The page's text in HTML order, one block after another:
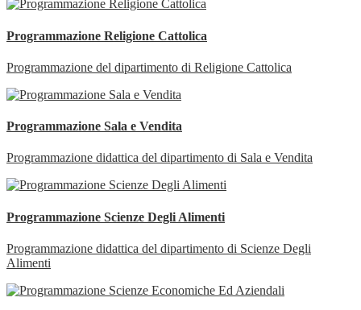
Programmazione Religione Cattolica
Programmazione del dipartimento di Religione Cattolica
Programmazione Sala e Vendita
Programmazione didattica del dipartimento di Sala e Vendita
Programmazione Scienze Degli Alimenti
Programmazione didattica del dipartimento di Scienze Degli
Alimenti